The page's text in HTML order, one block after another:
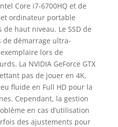
Core i7-6700HQ et de
ordinateur portable
haut niveau. Le SSD de
de démarrage ultra-
lors de
La NVIDIA GeForce GTX
pas de jouer en 4K,
fluide en Full HD pour la
Cependant, la gestion
en cas d’utilisation
des ajustements pour